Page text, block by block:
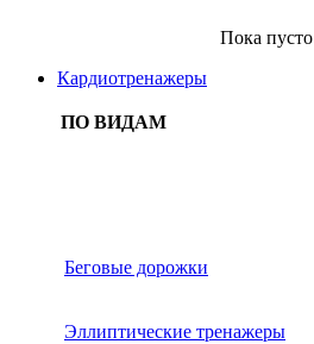
Пока пусто
Кардиотренажеры
ПО ВИДАМ
Беговые дорожки
Эллиптические тренажеры